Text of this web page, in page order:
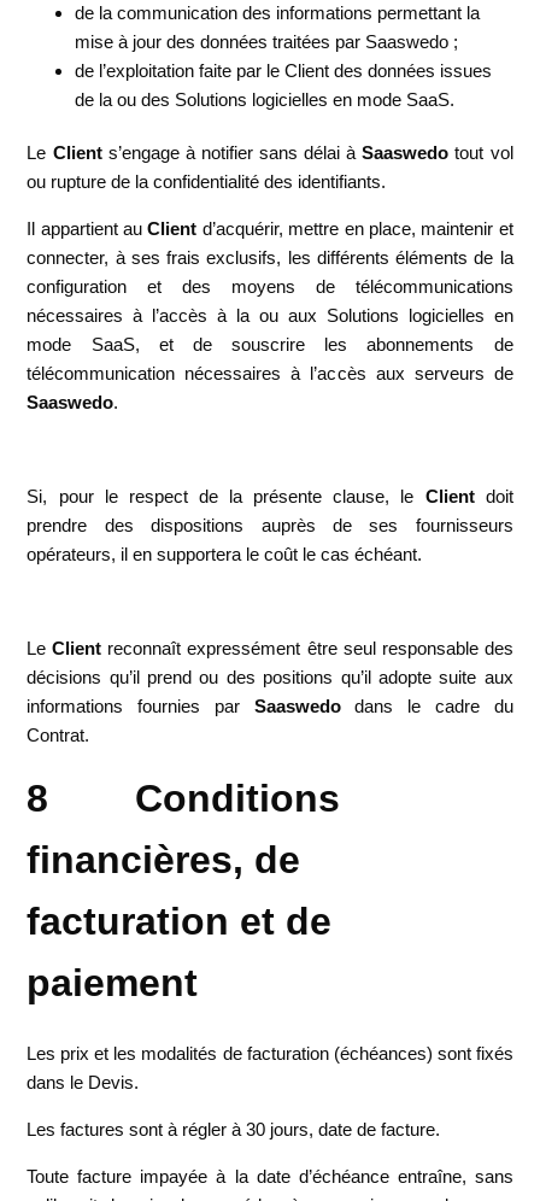
de la communication des informations permettant la
mise à jour des données traitées par Saaswedo ;
de l’exploitation faite par le Client des données issues
de la ou des Solutions logicielles en mode SaaS.
Le Clients’engage à notifier sans délai àSaaswedo tout vol
ou rupture de la confidentialité des identifiants.
Il appartient auClient d’acquérir, mettre en place, maintenir et
connecter, à ses frais exclusifs, les différents éléments de la
configuration et des moyens de télécommunications
nécessaires à l’accès à la ou aux Solutions logicielles en
mode SaaS, et de souscrire les abonnements de
télécommunication nécessaires à l’accès aux serveurs de
Saaswedo.
Si, pour le respect de la présente clause, le Clientdoit
prendre des dispositions auprès de ses fournisseurs
opérateurs, il en supportera le coût le cas échéant.
LeClient reconnaît expressément être seul responsable des
décisions qu’il prend ou des positions qu’il adopte suite aux
informations fournies par Saaswedodans le cadre du
Contrat.
8 Conditions
financières, de
facturation et de
paiement
Les prix et les modalités de facturation (échéances) sont fixés
dans le Devis.
Les factures sont à régler à 30 jours, date de facture.
Toute facture impayée à la date d’échéance entraîne, sans